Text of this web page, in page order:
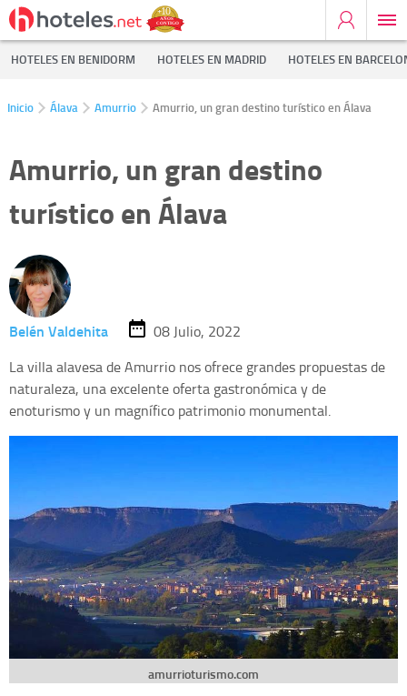
HOTELES EN BENIDORM HOTELES EN MADRID HOTELES EN
Inicio Álava Amurrio Amurrio, un gran destino turístico en Álava
Amurrio, un gran destino
turístico en Álava
Belén Valdehita
08 Julio, 2022
La villa alavesa de Amurrio nos ofrece grandes propuestas de
naturaleza, una excelente oferta gastronómica y de
enoturismo y un magnífico patrimonio monumental.
amurrioturismo.com